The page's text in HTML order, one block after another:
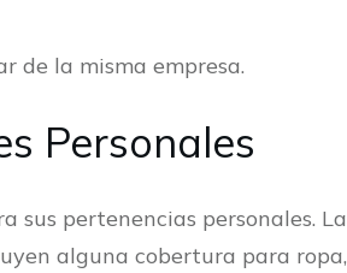
de la misma empresa.
Personales
sus pertenencias personales. La
alguna cobertura para ropa,